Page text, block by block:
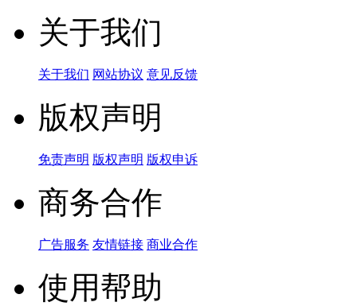
关于我们
关于我们 网站协议 意见反馈
版权声明
免责声明 版权声明 版权申诉
商务合作
广告服务 友情链接 商业合作
使用帮助